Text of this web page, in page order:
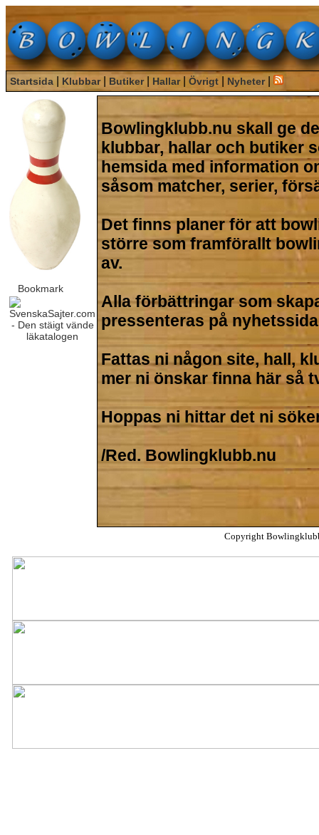
Startsida Klubbar| Butiker| Hallar| Övrigt Nyheter|
Bowlingklubb.nu skall ge
klubbar, hallar och butiker
hemsida med information
såsom matcher, serier,
Det finns planer för att
större som framförallt
av.
Alla förbättringar som
pressenteras på
Fattas ni någon site, hall,
mer ni önskar finna här så
Hoppas ni hittar det ni
/Red. Bowlingklubb.nu
Copyright